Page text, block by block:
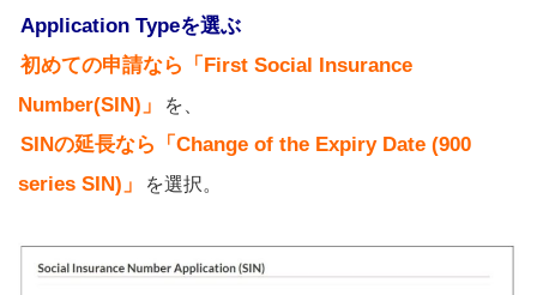
Application Typeを選ぶ
初めての申請なら「First Social Insurance
Number(SIN)」
を、
SINの延長なら「Change of the Expiry Date (900
series SIN)」
を選択。